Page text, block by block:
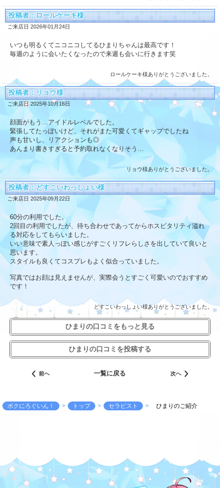
投稿者：ロールケーキ様
ご来店日 2026年01月24日
いつも明るくてニコニコしてるひまりちゃんは最高です！
毎週のように会いたくなったので来週も会いに行きます笑
ロールケーキ様ありがとうございました。
投稿者：リョウ様
ご来店日 2025年10月16日
顔面がもう…アイドルレベルでした。
緊張してたっぽいけど、それがまた可愛くてギャップでしたね
声も甘いし、リアクションも◎
あんまり書きすぎると予約取れなくなりそう…
リョウ様ありがとうございました。
投稿者：どすこいわっしょい様
ご来店日 2025年09月22日
60分の利用でした。
2回目の利用でしたが、待ち合わせであってからホスピタリティ溢れ
る対応をしてもらいました。
いい意味で素人っぽい感じがすごくリフレらしさを出していて良いと
思います。
スタイルも良くてコスプレもよく似合っていました。
写真ではお顔は見えませんが、実際会うとすごく可愛いのでおすすめ
です！
どすこいわっしょい様ありがとうございました。
ひまりの口コミをもっと見る
ひまりの口コミを投稿する
前へ 一覧に戻る 次へ
ボクにろぐいん！ トップ セラピスト ひまりのご紹介